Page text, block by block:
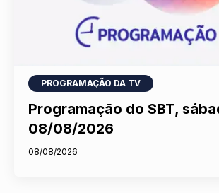
PROGRAMAÇÃO DA TV
Programação do SBT,
08/08/2026
08/08/2026